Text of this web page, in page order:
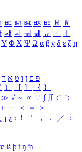
ㅳ ㅴ ㅵ ㅶ ㅷ ㅸ
ㅹ
ㆈ ㆉ ㆊ ㆋ ㆌ ㆍ
ㆎ
Υ Φ Χ Ψ Ω α β γ δ ε ζ η
פ ם ן ו ט א ר
） ［ ］ ｛ ｝
≫ √ ∽ ∝ ∵ ∫ ∬ ∈ ∋
＋ － ＜ ＝
＞
¡ ¿ ː ！ ＇ ， ． ／
：
ß þ ŧ ŋ ŉ